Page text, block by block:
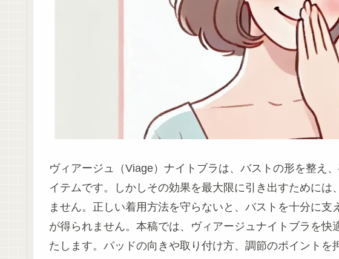
ヴィアージュ（Viage）ナイトブラは、バストの形を整え
イテムです。しかしその効果を最大限に引き出すために
ません。正しい着用方法を守らないと、バストを十分に支
が得られません。本稿では、ヴィアージュナイトブラを快
たします。パッドの向きや取り付け方、調節のポイントを